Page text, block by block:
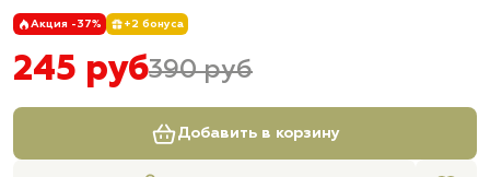
Акция -37% +2 бонуса
245 руб390 руб
Добавить в корзину